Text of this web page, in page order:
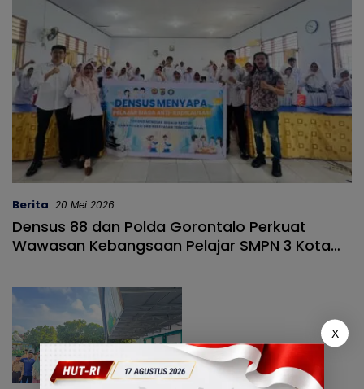
Berita 20 Mei 2026
Densus 88 dan Polda Gorontalo Perkuat
Wawasan Kebangsaan Pelajar SMPN 3 Kota
X